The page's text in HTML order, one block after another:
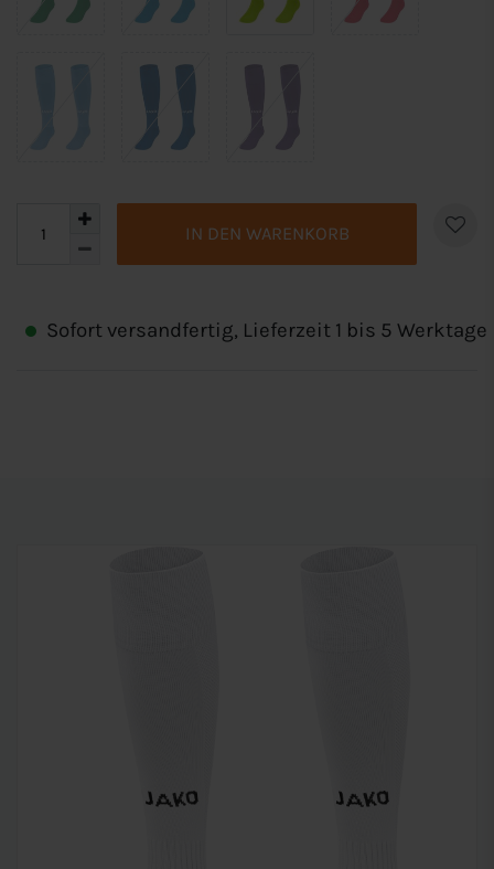
IN DEN WARENKORB
Sofort versandfertig, Lieferzeit 1 bis 5 Werktage